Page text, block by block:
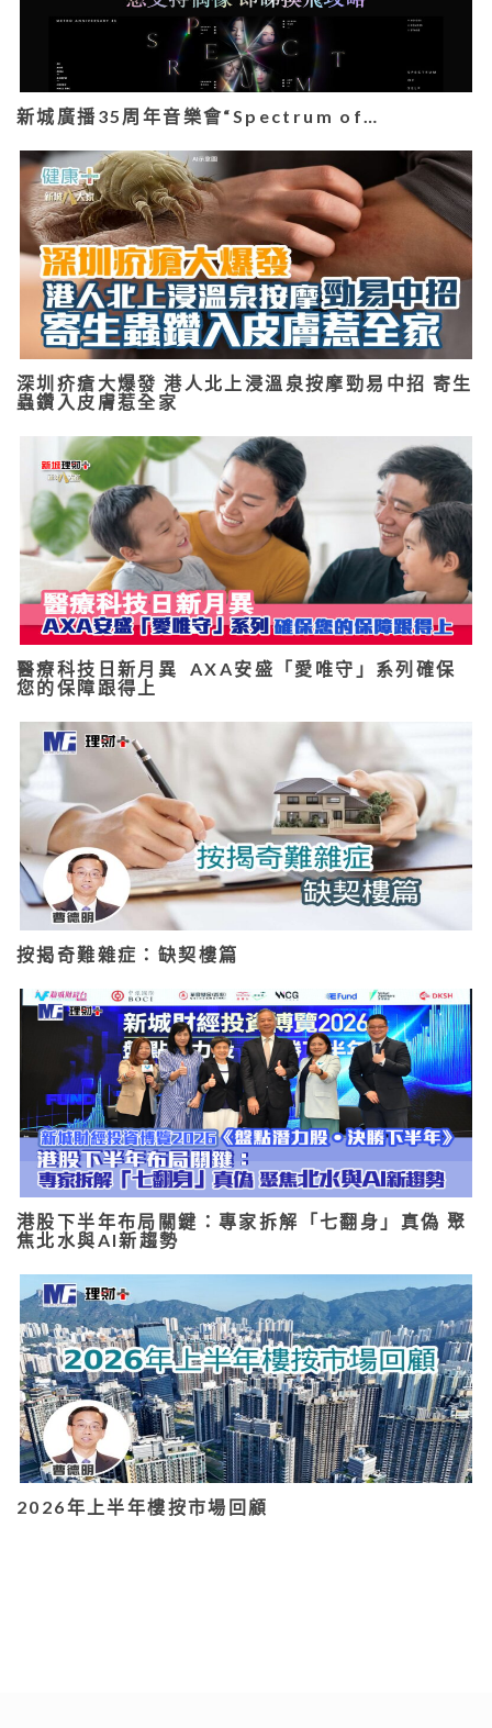
新城廣播35周年音樂會“Spectrum of…
深圳疥瘡大爆發 港人北上浸溫泉按摩勁易中招 寄生
蟲鑽入皮膚惹全家
醫療科技日新月異 AXA安盛「愛唯守」系列確保
您的保障跟得上
按揭奇難雜症：缺契樓篇
港股下半年布局關鍵：專家拆解「七翻身」真偽 聚
焦北水與AI新趨勢
2026年上半年樓按市場回顧